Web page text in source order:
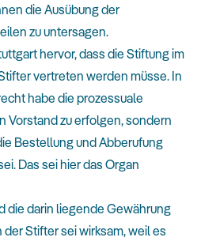
die Ausübung der
zu untersagen.
hervor, dass die Stiftung im
vertreten werden müsse. In
habe die prozessuale
Vorstand zu erfolgen, sondern
Bestellung und Abberufung
Das sei hier das Organ
die darin liegende Gewährung
Stifter sei wirksam, weil es